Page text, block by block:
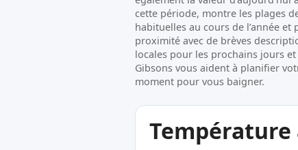
cette période, montre les plages
habituelles au cours de l’année et
proximité avec de brèves
locales pour les prochains jours
Gibsons vous aident à planifier
moment pour vous baigner.